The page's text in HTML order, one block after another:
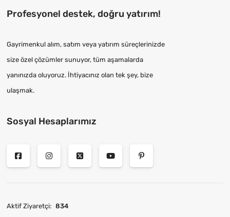
Profesyonel destek, doğru yatırım!
Gayrimenkul alım, satım veya yatırım süreçlerinizde
size özel çözümler sunuyor, tüm aşamalarda
yanınızda oluyoruz. İhtiyacınız olan tek şey, bize
ulaşmak.
Sosyal Hesaplarımız
Aktif Ziyaretçi: 834